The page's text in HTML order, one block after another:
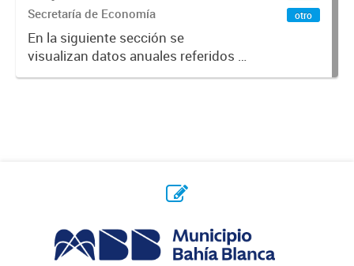
Municipio. Año 2023
Secretaría de Economía
En la siguiente sección se
visualizan datos anuales referidos a
la transparencia fiscal e impositiva
otro